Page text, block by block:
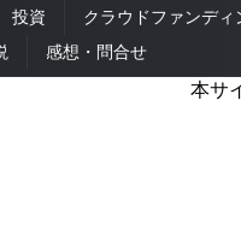
投資 クラウドファンデ
感想・問合せ
本サ